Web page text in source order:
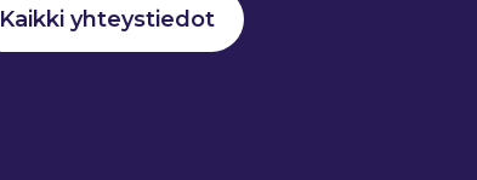
Kaikki yhteystiedot